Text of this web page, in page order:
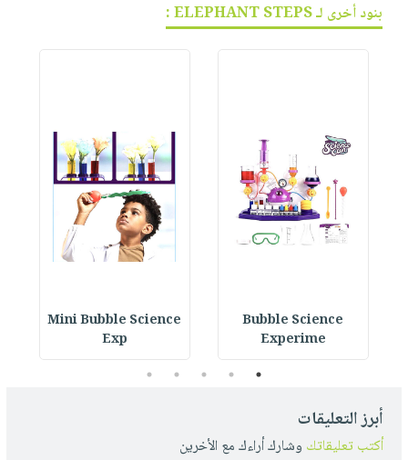
بنود أخرى لـ ELEPHANT STEPS :
Bubble Science
Experime
Mini Bubble Science
Exp
1
2
3
4
5
أبرز التعليقات
أكتب تعليقاتك وشارك أراءك مع الأخرين